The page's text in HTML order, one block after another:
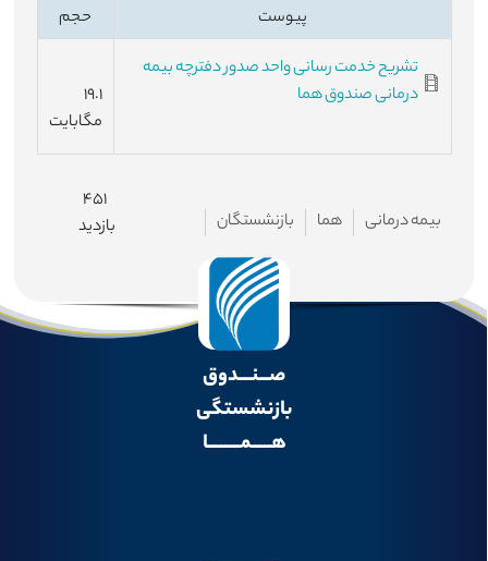
پیوست
حجم
تشریح خدمت رسانی واحد صدور دفترچه بیمه
درمانی صندوق هما
۱۹.۱
مگابایت
بیمه درمانی هما بازنشستگان
۴۵۱
بازدید
صـــنــــدوق
بازنشستگی
هــــــمــــــــــا